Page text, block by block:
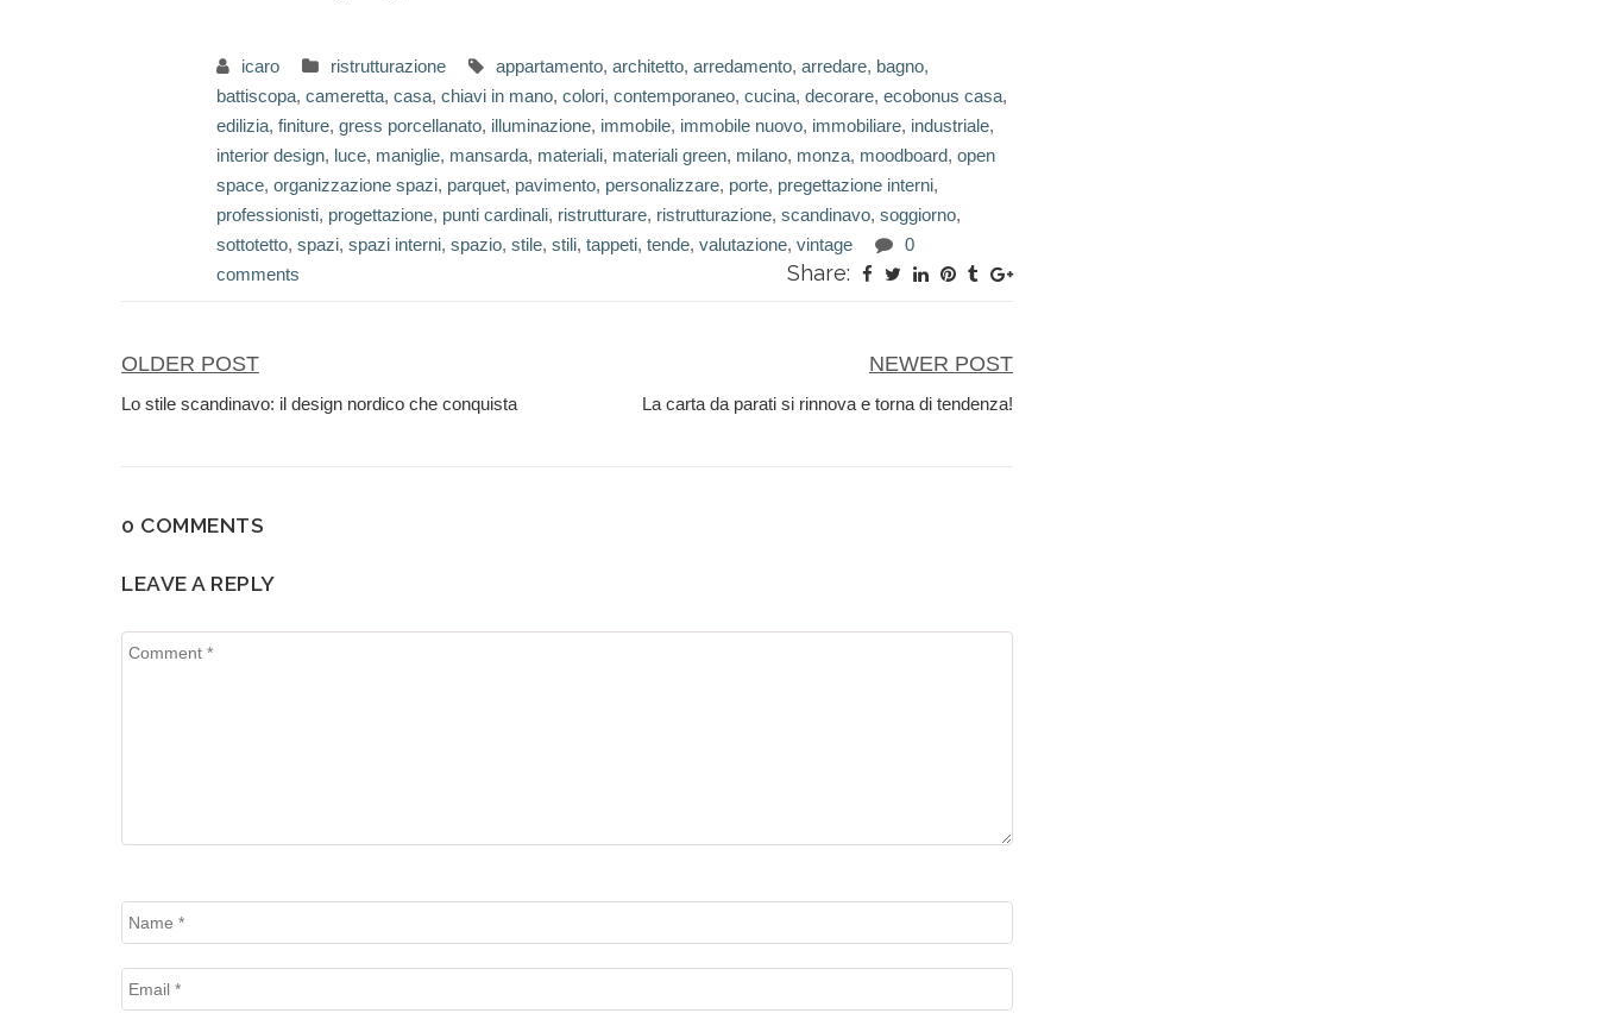
icaro ristrutturazione appartamento, architetto, arredamento, arredare, bagno,
battiscopa, cameretta, casa, chiavi in mano, colori, contemporaneo, cucina, decorare, ecobonus casa,
edilizia, finiture, gress porcellanato, illuminazione, immobile, immobile nuovo, immobiliare, industriale,
interior design, luce, maniglie, mansarda, materiali, materiali green, milano, monza, moodboard, open
space, organizzazione spazi, parquet, pavimento, personalizzare, porte, pregettazione interni,
professionisti, progettazione, punti cardinali, ristrutturare, ristrutturazione, scandinavo, soggiorno,
sottotetto, spazi, spazi interni, spazio, stile, stili, tappeti, tende, valutazione, vintage
0
comments
Share:
Navigazione
OLDER POST
Lo stile scandinavo: il design nordico che conquista
NEWER POST
La carta da parati si rinnova e torna di tendenza!
0 COMMENTS
LEAVE A REPLY